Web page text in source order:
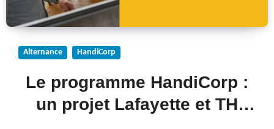
Alternance HandiCorp
Le programme HandiCorp :
un projet Lafayette et TH